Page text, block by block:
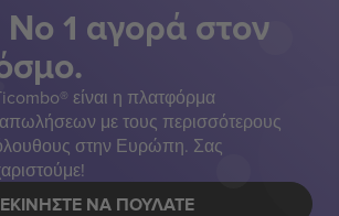
1 αγορά στον
είναι η πλατφόρμα
με τους περισσότερους
στην Ευρώπη. Σας
ΝΑ ΠΟΥΛΆΤΕ